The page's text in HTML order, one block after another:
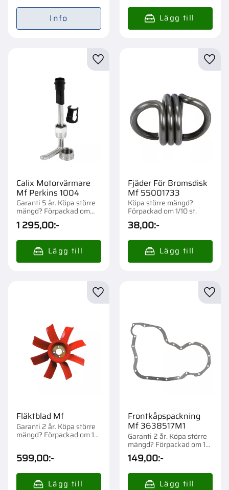
Info
Calix Motorvärmare
Mf Perkins 1004
Garanti 5 år. Köpa större
mängd? Förpackad om
1/10 st.
1 295,00:-
Lägg till i favoriter
Fjäder För Bromsdisk
Mf 55001733
Köpa större mängd?
Förpackad om 1/10 st.
38,00:-
Fläktblad Mf
Garanti 2 år. Köpa större
mängd? Förpackad om 1
599,00:-
Lägg till i favoriter
Frontkåpspackning
Mf 3638517M1
Garanti 2 år. Köpa större
mängd? Förpackad om 1
st.
149,00:-